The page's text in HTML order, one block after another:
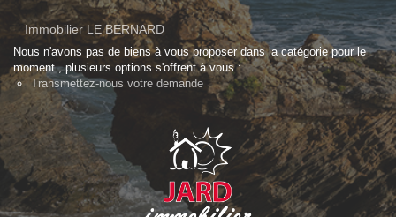
Immobilier LE BERNARD
Nous n'avons pas de biens à vous proposer dans la catégorie pour le
moment , plusieurs options s'offrent à vous :
Transmettez-nous votre demande